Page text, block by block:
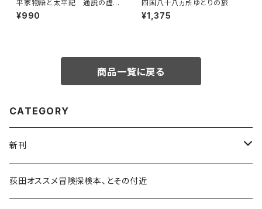
平家物語と太平記 通説の虚
像を暴く
¥990
四国八十八ヵ所ゆとりの旅
¥1,375
商品一覧に戻る
CATEGORY
新刊
和書
荻田オススメ冒険探検本、とその付近